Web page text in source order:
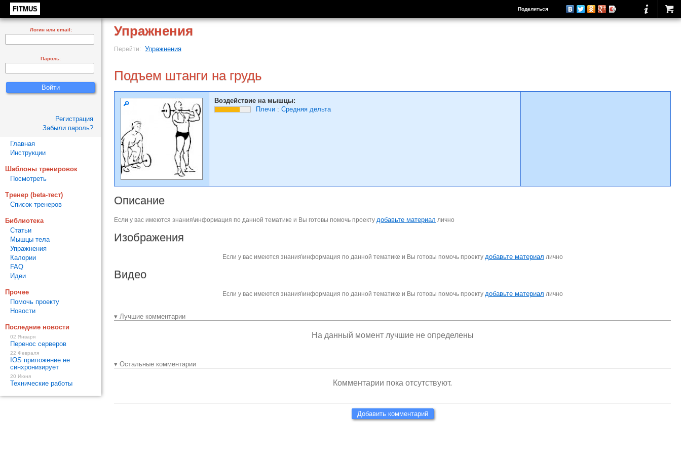
FITMUS Поделиться
Упражнения
Перейти: Упражнения
Подъем штанги на грудь
Воздействие на мышцы:
Плечи : Средняя дельта
Описание
Если у вас имеются знания\информация по данной тематике и Вы готовы помочь проекту добавьте материал лично
Изображения
Если у вас имеются знания\информация по данной тематике и Вы готовы помочь проекту добавьте материал лично
Видео
Если у вас имеются знания\информация по данной тематике и Вы готовы помочь проекту добавьте материал лично
▾ Лучшие комментарии
На данный момент лучшие не определены
▾ Остальные комментарии
Комментарии пока отсутствуют.
Добавить комментарий
Логин или email:
Пароль:
Регистрация
Забыли пароль?
Главная
Инструкции
Шаблоны тренировок
Посмотреть
Тренер (beta-тест)
Список тренеров
Библиотека
Статьи
Мышцы тела
Упражнения
Калории
FAQ
Идеи
Прочее
Помочь проекту
Новости
Последние новости
02 Января
Перенос серверов
22 Февраля
IOS приложение не
синхронизирует
20 Июня
Технические работы